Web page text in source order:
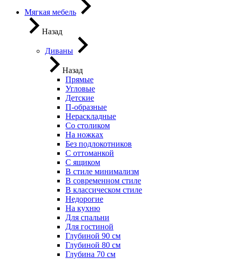
Мягкая мебель
Назад
Диваны
Назад
Прямые
Угловые
Детские
П-образные
Нераскладные
Со столиком
На ножках
Без подлокотников
С оттоманкой
С ящиком
В стиле минимализм
В современном стиле
В классическом стиле
Недорогие
На кухню
Для спальни
Для гостиной
Глубиной 90 см
Глубиной 80 см
Глубина 70 см